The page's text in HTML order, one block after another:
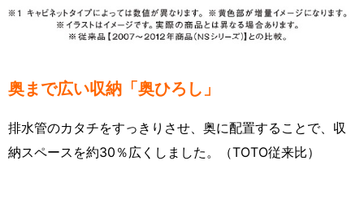
奥まで広い収納「奥ひろし」
排水管のカタチをすっきりさせ、奥に配置することで、収
納スペースを約30％広くしました。（TOTO従来比）